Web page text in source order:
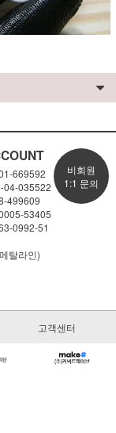
669592
04-035522
499609
53405
0992-51
탈라인)
비회원
1:1 문의
고객센터